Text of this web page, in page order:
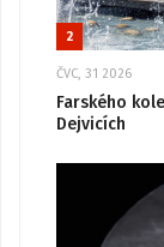
2
ČVC, 31 2026
Farského
Dejvicích